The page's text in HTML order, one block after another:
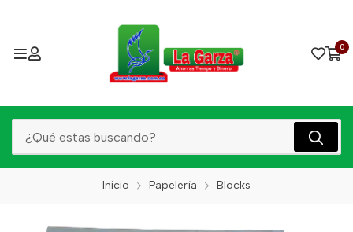
0
Inicio Papelería Blocks